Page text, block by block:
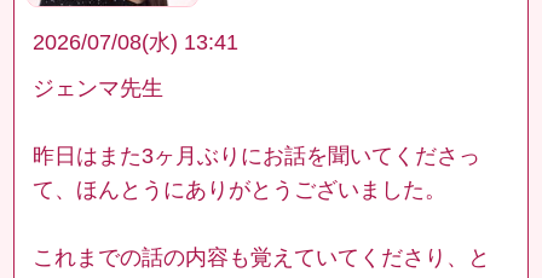
2026/07/08(水) 13:41
ジェンマ先生
昨日はまた3ヶ月ぶりにお話を聞いてくださっ
て、ほんとうにありがとうございました。
これまでの話の内容も覚えていてくださり、と